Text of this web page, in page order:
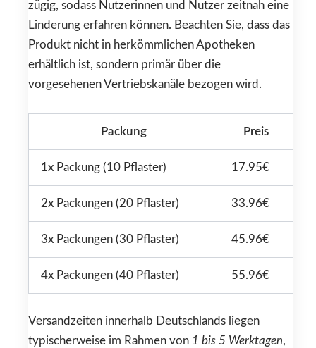
zügig, sodass Nutzerinnen und Nutzer zeitnah eine
Linderung erfahren können. Beachten Sie, dass das
Produkt nicht in herkömmlichen Apotheken
erhältlich ist, sondern primär über die
vorgesehenen Vertriebskanäle bezogen wird.
Packung Preis
1x Packung (10 Pflaster) 17.95€
2x Packungen (20 Pflaster) 33.96€
3x Packungen (30 Pflaster) 45.96€
4x Packungen (40 Pflaster) 55.96€
Versandzeiten innerhalb Deutschlands liegen
typischerweise im Rahmen von 1 bis 5 Werktagen,